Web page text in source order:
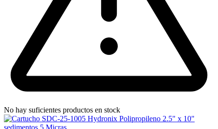
No hay suficientes productos en stock